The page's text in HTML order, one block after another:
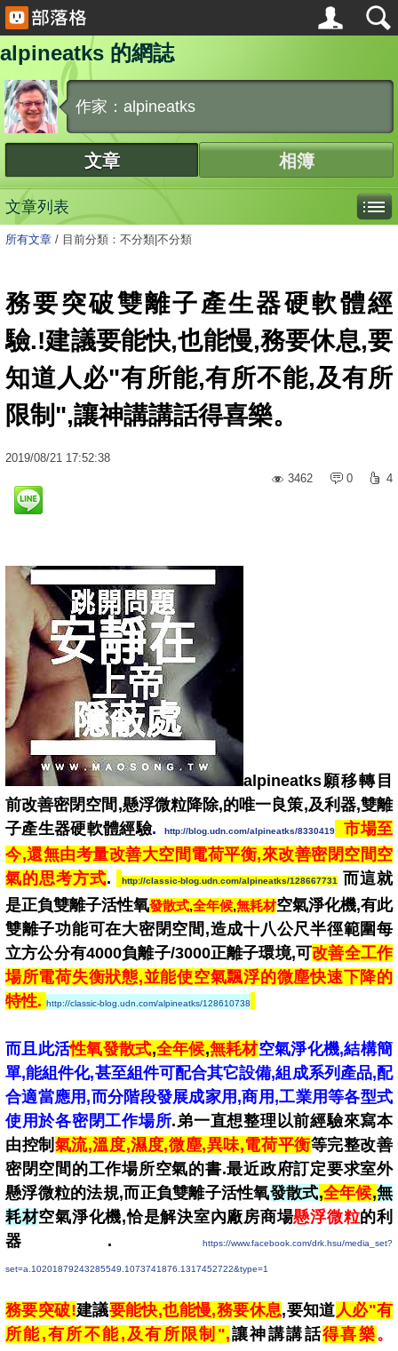
alpineatks 的網誌
作家：alpineatks
文章 相簿
文章列表
所有文章 / 目前分類：不分類|不分類
務要突破雙離子產生器硬軟體經
驗.!建議要能快,也能慢,務要休息,要
知道人必"有所能,有所不能,及有所
限制",讓神講講話得喜樂。
2019/08/21 17:52:38
3462
0 4
alpineatks願移轉目
前改善密閉空間,懸浮微粒降除,的唯一良策,及利器,雙離
子產生器硬軟體經驗. http://blog.udn.com/alpineatks/8330419市場至
今,還無由考量改善大空間電荷平衡,來改善密閉空間空
氣的思考方式. http://classic-blog.udn.com/alpineatks/128667731
而這就
是正負雙離子活性氧發散式,全年候,無耗材空氣淨化機,有此
雙離子功能可在大密閉空間,造成十八公尺半徑範圍每
立方公分有4000負離子/3000正離子環境,可改善全工作
場所電荷失衡狀態,並能使空氣飄浮的微塵快速下降的
特性. http://classic-blog.udn.com/alpineatks/128610738
而且此活性氧發散式,全年候,無耗材空氣淨化機,結構簡
單,能組件化,甚至組件可配合其它設備,組成系列產品,配
合適當應用,而分階段發展成家用,商用,工業用等各型式
使用於各密閉工作場所.弟一直想整理以前經驗來寫本
由控制 氣流,溫度,濕度,微塵,異味,電荷平衡等完整改善
密閉空間的工作場所空氣的書.最近政府訂定要求室外
懸浮微粒的法規,而正負雙離子活性氧發散式,全年候,無
耗材空氣淨化機,恰是解決室內廠房商場懸浮微粒的利
器.
https://www.facebook.com/drk.hsu/media_set?
set=a.10201879243285549.1073741876.1317452722&type=1
務要突破!建議要能快,也能慢,務要休息,要知道人必"有
所能,有所不能,及有所限制",讓神講講話得喜樂。